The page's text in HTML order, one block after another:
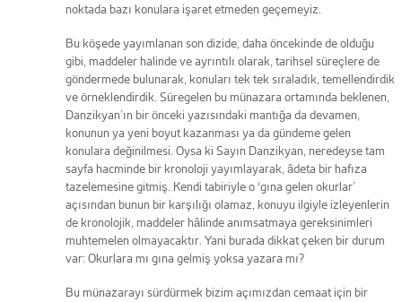
noktada bazı konulara işaret etmeden geçemeyiz.
Bu köşede yayımlanan son dizide, daha öncekinde de olduğu
gibi, maddeler halinde ve ayrıntılı olarak, tarihsel süreçlere de
göndermede bulunarak, konuları tek tek sıraladık, temellendirdik
ve örneklendirdik. Süregelen bu münazara ortamında beklenen,
Danzikyan’ın bir önceki yazısındaki mantığa da devamen,
konunun ya yeni boyut kazanması ya da gündeme gelen
konulara değinilmesi. Oysa ki Sayın Danzikyan, neredeyse tam
sayfa hacminde bir kronoloji yayımlayarak, âdeta bir hafıza
tazelemesine gitmiş. Kendi tabiriyle o ‘gına gelen okurlar’
açısından bunun bir karşılığı olamaz, konuyu ilgiyle izleyenlerin
de kronolojik, maddeler hâlinde anımsatmaya gereksinimleri
muhtemelen olmayacaktır. Yani burada dikkat çeken bir durum
var: Okurlara mı gına gelmiş yoksa yazara mı?
Bu münazarayı sürdürmek bizim açımızdan cemaat için bir